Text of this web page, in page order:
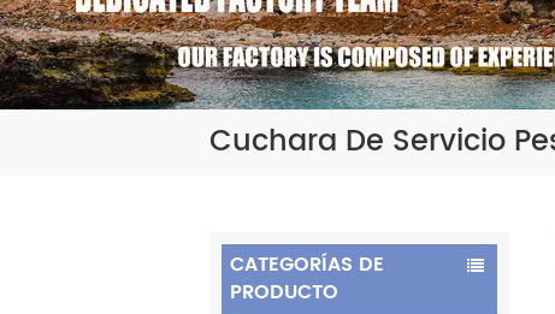
Cuchara De Servicio
CATEGORÍAS DE
PRODUCTO